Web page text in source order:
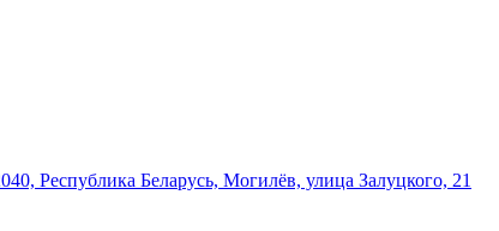
Республика Беларусь, Могилёв, улица Залуцкого, 21